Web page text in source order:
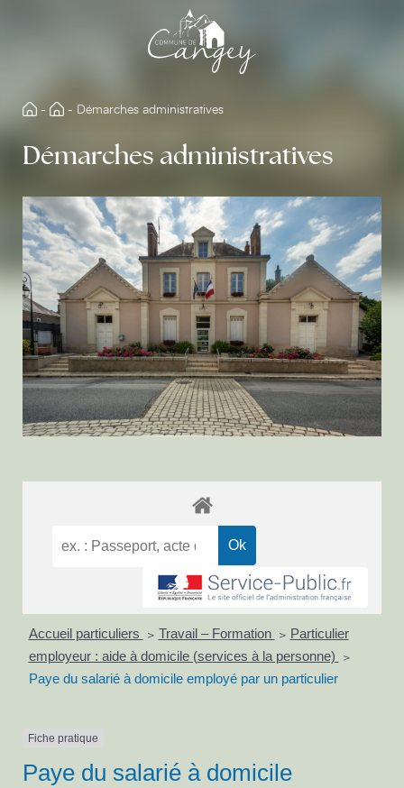
- - Démarches administratives
Démarches administratives
Accueil particuliers > Travail – Formation > Particulier
employeur : aide à domicile (services à la personne)
>
Paye du salarié à domicile employé par un particulier
Fiche pratique
Paye du salarié à domicile